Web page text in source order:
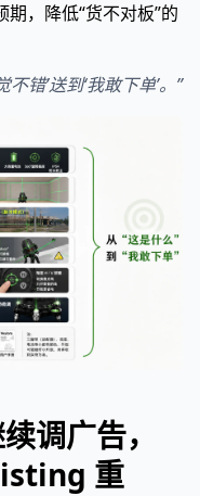
，降低“货不对板”的
错’送到‘我敢下单’。”
调广告，
重